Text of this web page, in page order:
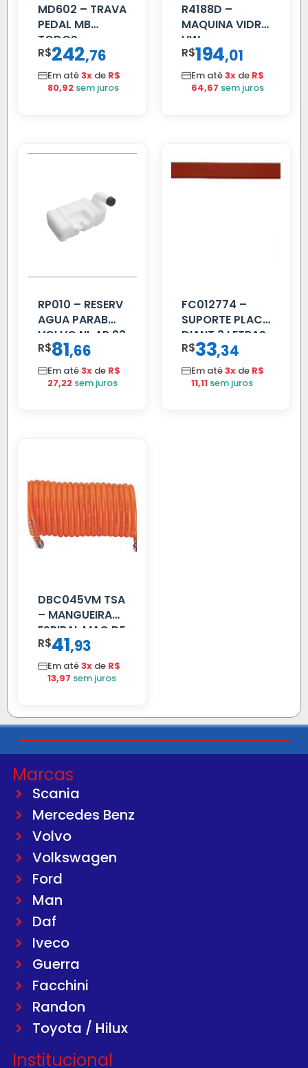
MD602 – TRAVA
PEDAL MB
TODOS
R$242,76
Em até3x de R$
80,92 sem juros
R4188D –
MAQUINA VIDRO
VW
CONSTELLATION
MANUAL LD
R$194,01
Em até3x de R$
64,67 sem juros
RP010 – RESERV
AGUA PARAB
VOLVO NL AP 93
R$81,66
Em até3x de R$
27,22 sem juros
FC012774 –
SUPORTE PLACA
DIANT 3 LETRAS
REFORCADO
R$33,34
Em até3x de R$
11,11 sem juros
DBC045VM TSA
– MANGUEIRA
ESPIRAL MAO DE
AMIGO UNIV 16
MM 4.5MTS
VERMELHA
R$41,93
Em até3x de R$
13,97 sem juros
Marcas
Scania
Mercedes Benz
Volvo
Volkswagen
Ford
Man
Daf
Iveco
Guerra
Facchini
Randon
Toyota / Hilux
Institucional